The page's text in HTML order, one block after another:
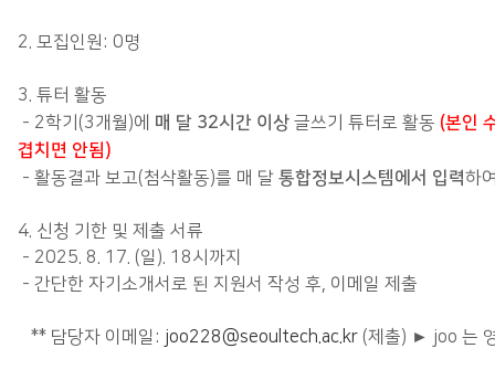
2. 모집인원: 0명
3. 튜터 활동
- 2학기(3개월)에
매 달 32시간 이상글쓰기 튜터로 활동 (본인
겹치면 안됨)
- 활동결과 보고(첨삭활동)를 매 달통합정보시스템에서 입력하
4. 신청 기한 및 제출 서류
- 2025. 8. 17. (일). 18시까지
- 간단한 자기소개서로 된 지원서 작성 후, 이메일 제출
** 담당자 이메일: joo228@seoultech.ac.kr (제출) ► joo 는